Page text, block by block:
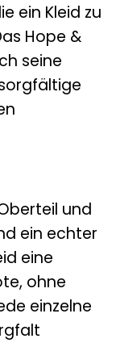
ein Kleid zu
Hope &
seine
und
ein echter
eine
ohne
einzelne